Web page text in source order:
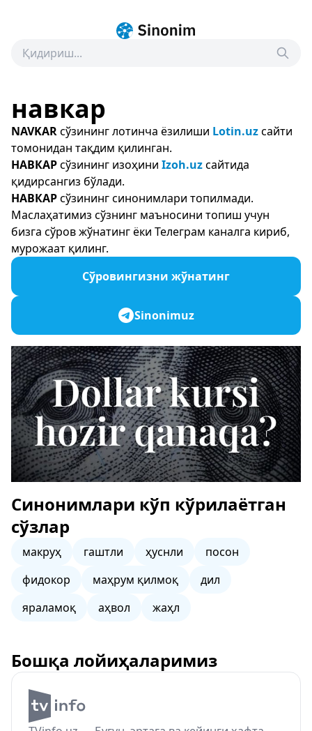
навкар
NAVKARсўзининг лотинча ёзилиши Lotin.uzсайти
томонидан тақдим қилинган.
НАВКАРсўзининг изоҳини Izoh.uzсайтида
қидирсангиз бўлади.
НАВКАРсўзининг синонимлари топилмади.
Маслаҳатимиз сўзнинг маъносини топиш учун
бизга сўров жўнатинг ёки Телеграм каналга кириб,
мурожаат қилинг.
Сўровингизни жўнатинг
Sinonimuz
Синонимлари кўп кўрилаётган
сўзлар
макруҳ гаштли ҳуснли
посон
фидокор
маҳрум қилмоқ
дил
яраламоқ
аҳвол жаҳл
Бошқа лойиҳаларимиз